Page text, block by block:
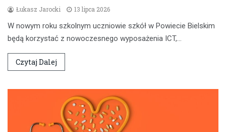
Łukasz Jarocki 13 lipca 2026
W nowym roku szkolnym uczniowie szkół w Powiecie Bielskim
będą korzystać z nowoczesnego wyposażenia ICT,…
Czytaj Dalej